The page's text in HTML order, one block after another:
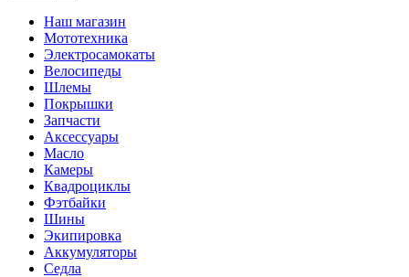
Наш магазин
Мототехника
Электросамокаты
Велосипеды
Шлемы
Покрышки
Запчасти
Аксессуары
Масло
Камеры
Квадроциклы
Фэтбайки
Шины
Экипировка
Аккумуляторы
Седла